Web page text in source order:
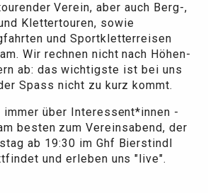
Verein, aber auch Berg-,
Klettertouren, sowie
und Sportkletterreisen
Wir rechnen nicht nach Höhen-
ab: das wichtigste ist bei uns
Spass nicht zu kurz kommt.
immer über Interessent*innen -
besten zum Vereinsabend, der
ab 19:30 im Ghf Bierstindl
und erleben uns "live".